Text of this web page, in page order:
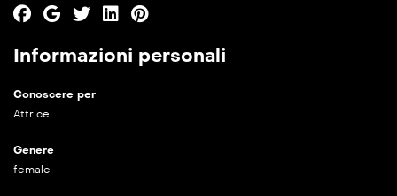
Informazioni personali
Conoscere per
Attrice
Genere
female